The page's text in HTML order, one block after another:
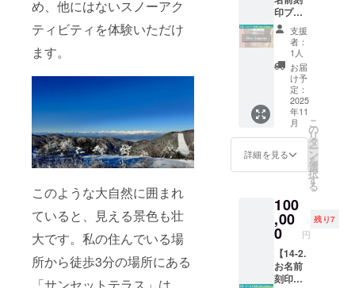
め、他にはないスノーアク
ティビティを体験いただけ
ます。
このような大自然に囲まれ
ていると、見える景色も壮
大です。私の住んでいる場
所から徒歩3分の場所にある
「サンセットテラス」は、
販売場
の名称
及び所
在地：
楠わい
なりー
●代表者
または
通信販
売に関
する業
務の責
任者の
氏名：
也 ●事
業者の
住所/所
在地：
〒382-
0033長
野県須
：
展望ス
ポット
その１
②大笹
街道
（土手
道→供
塔）：
歴史的
説明 ③
ペン
：ペ
ンショ
ン村の
説明 ④
こもれ
び広
ご支援
を確認
後、
CAMPF
IREメッ
セージ
または
ご入力
のメー
ルアド
レス等
てご案
内いた
有効期
限：
2025年
2026年
8月末 ※
税込の
登りま
しょ
う！※冬
季(12
月〜4
月)は積
雪を伴
うため
対象外
です。
・ご予
約方
後、
CAMPF
IREメッ
セージ
または
ご入力
のメー
回のご
支援で
設置す
るペチ
カス
トーブ
のレン
ガ部分
に掲示
しま
す。 ・
刻印を
支援お
申込画
面「備
考欄」
にご入
力くだ
さい。
印プ
レート
掲示(シ
バー)】
・ご支
援者様
のお名
前また
はご所
属の企
業・団
体名を
刻印し
ンサー
プレー
ト（銀
色）
を、今
回のご
支援で
支援
者：
1人
お届
け予
定：
2025
年11
月
詳細を見る
こ
の
リ
タ
ー
ン
を
選
択
す
る
100
,00
0 円
残り7
【14-2.
お名前
刻印プ